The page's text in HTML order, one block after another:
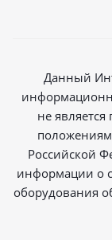
Данный
не
Российской
информации о
оборудования